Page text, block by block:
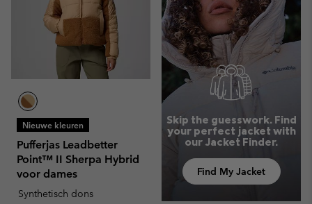
Nieuwe kleuren
Pufferjas Leadbetter
Point™ II Sherpa Hybrid
voor dames
Synthetisch dons
Skip the guesswork. Find
your perfect jacket with
our Jacket Finder.
Find My Jacket